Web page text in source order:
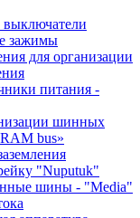
зажимы
для организации
питания -
шинных
bus»
"Nuputuk"
шины - "Media"